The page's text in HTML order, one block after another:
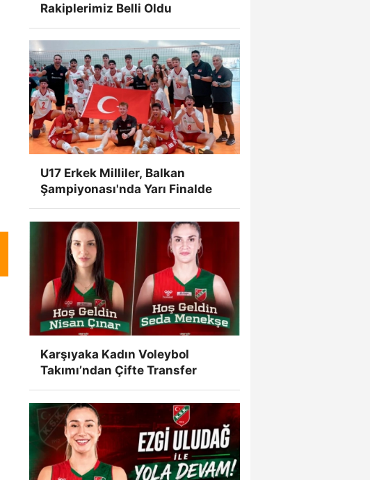
Rakiplerimiz Belli Oldu
U17 Erkek Milliler, Balkan
Şampiyonası'nda Yarı Finalde
Karşıyaka Kadın Voleybol
Takımı’ndan Çifte Transfer